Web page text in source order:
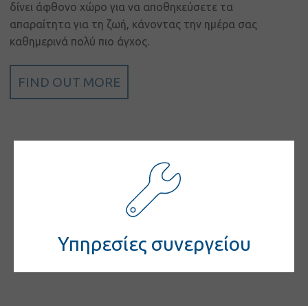
Εμπορικά
αυτοκίνητα
κοινωνική
ευθύνη
δίνει άφθονο χώρο για να αποθηκεύσετε τα
απαραίτητα για τη ζωή, κάνοντας την ημέρα σας
καθημερινά πολύ πιο άγχος.
FIND OUT MORE
Υπηρεσίες συνεργείου